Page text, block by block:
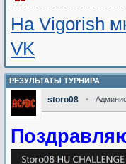
На Vigorish
VK
РЕЗУЛЬТАТЫ ТУРНИРА
storo08 •